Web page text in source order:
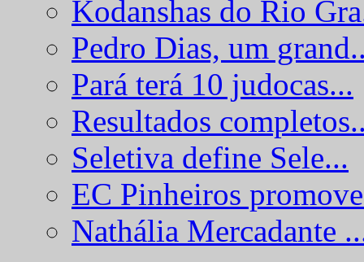
Kodanshas do Rio
Pedro Dias, um
Pará terá 10 judocas...
Resultados
Seletiva define Sele...
EC Pinheiros
Nathália Mercadante